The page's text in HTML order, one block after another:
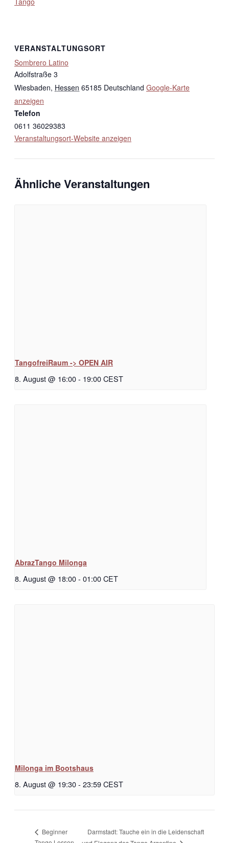
VERANSTALTUNGSORT
Sombrero Latino
Adolfstraße 3
Wiesbaden, Hessen 65185 Deutschland Google-Karte
anzeigen
Telefon
0611 36029383
Veranstaltungsort-Website anzeigen
Ähnliche Veranstaltungen
TangofreiRaum -> OPEN AIR
8. August @ 16:00- 19:00CEST
AbrazTango Milonga
8. August @ 18:00- 01:00CET
Milonga im Bootshaus
8. August @ 19:30- 23:59CEST
Beginner
Darmstadt: Tauche ein in die Leidenschaft